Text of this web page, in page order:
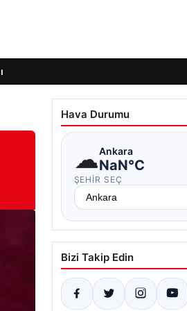
Hava Durumu
☁Ankara
NaN°C
ŞEHIR SEÇ
Bizi Takip Edin